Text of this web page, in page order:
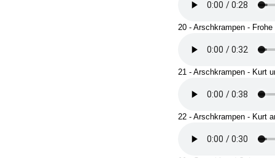
20 - Arschkrampen - Frohe
21 - Arschkrampen - Kurt
22 - Arschkrampen - Kurt